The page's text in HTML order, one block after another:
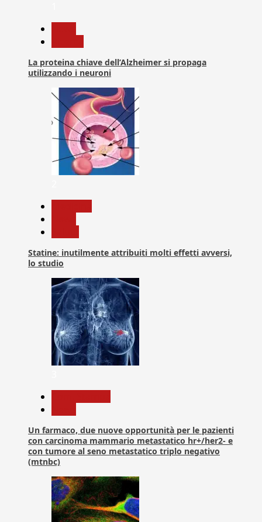
La proteina chiave dell’Alzheimer si propaga
utilizzando i neuroni
Statine: inutilmente attribuiti molti effetti avversi,
lo studio
Un farmaco, due nuove opportunità per le pazienti
con carcinoma mammario metastatico hr+/her2- e
con tumore al seno metastatico triplo negativo
(mtnbc)